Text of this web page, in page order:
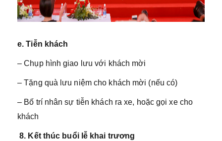
e. Tiễn khách
– Chụp hình giao lưu với khách mời
– Tặng quà lưu niệm cho khách mời (nếu có)
– Bố trí nhân sự tiễn khách ra xe, hoặc gọi xe cho
khách
8. Kết thúc buổi lễ khai trương